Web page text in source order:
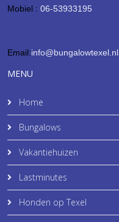
Mobiel : 06-53933195
Email:info@bungalowtexel.nl
MENU
Home
Bungalows
Vakantiehuizen
Lastminutes
Honden op Texel